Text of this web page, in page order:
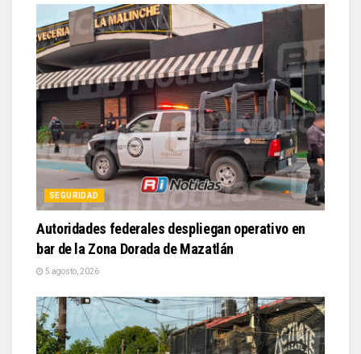
SEGURIDAD
Autoridades federales despliegan operativo en
bar de la Zona Dorada de Mazatlán
5 agosto, 2026